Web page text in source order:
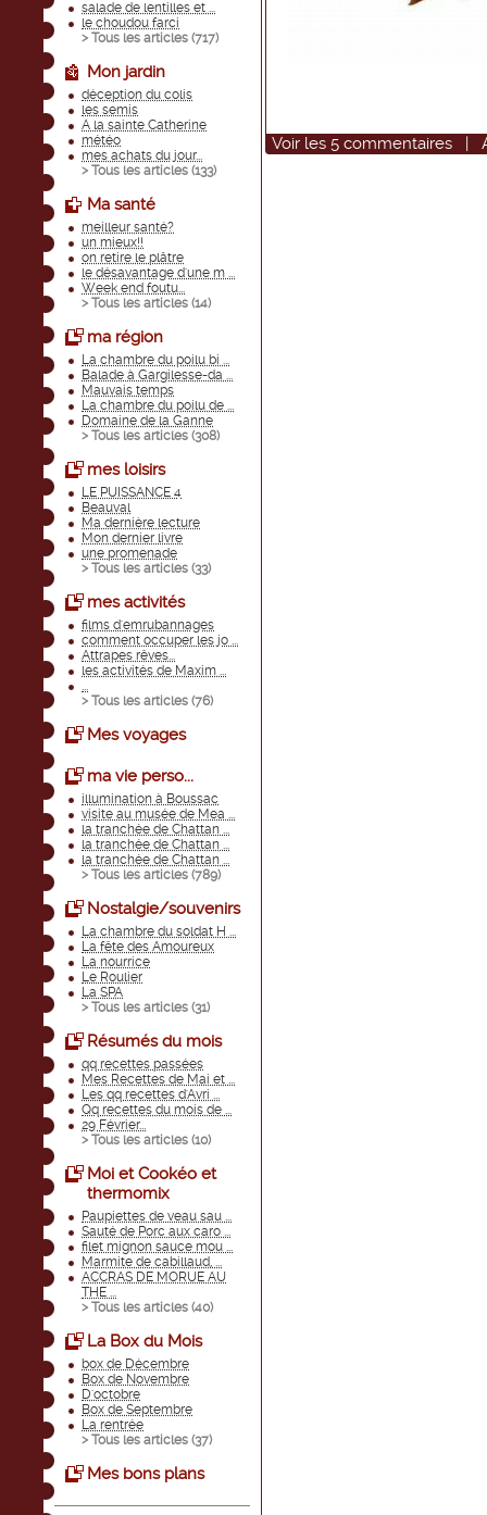
salade de lentilles et ...
le choudou farci
> Tous les articles (717)
Mon jardin
déception du colis
les semis
A la sainte Catherine
météo
mes achats du jour...
> Tous les articles (133)
Ma santé
meilleur santé?
un mieux!!
on retire le plâtre
le désavantage d'une m ...
Week end foutu...
> Tous les articles (14)
ma région
La chambre du poilu bi ...
Balade à Gargilesse-da ...
Mauvais temps
La chambre du poilu de ...
Domaine de la Ganne
> Tous les articles (308)
mes loisirs
LE PUISSANCE 4
Beauval
Ma dernière lecture
Mon dernier livre
une promenade
> Tous les articles (33)
mes activités
films d'emrubannages
comment occuper les jo ...
Attrapes rêves...
les activités de Maxim ...
...
> Tous les articles (76)
Mes voyages
ma vie perso...
illumination à Boussac
visite au musée de Mea ...
la tranchée de Chattan ...
la tranchée de Chattan ...
la tranchée de Chattan ...
> Tous les articles (789)
Nostalgie/souvenirs
La chambre du soldat H ...
La fête des Amoureux
La nourrice
Le Roulier
La SPA
> Tous les articles (31)
Résumés du mois
qq recettes passées
Mes Recettes de Mai et ...
Les qq recettes d'Avri ...
Qq recettes du mois de ...
29 Février...
> Tous les articles (10)
Moi et Cookéo et
thermomix
Paupiettes de veau sau ...
Sauté de Porc aux caro ...
filet mignon sauce mou ...
Marmite de cabillaud, ...
ACCRAS DE MORUE AU
THE ...
> Tous les articles (40)
La Box du Mois
box de Décembre
Box de Novembre
D'octobre
Box de Septembre
La rentrée
> Tous les articles (37)
Mes bons plans
Voir les 5 commentaires |